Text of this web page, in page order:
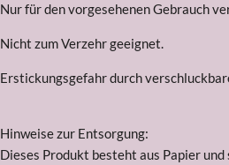
Nur für den vorgesehenen Gebrauch
Nicht zum Verzehr geeignet.
Erstickungsgefahr durch
Hinweise zur Entsorgung:
Dieses Produkt besteht aus Papier